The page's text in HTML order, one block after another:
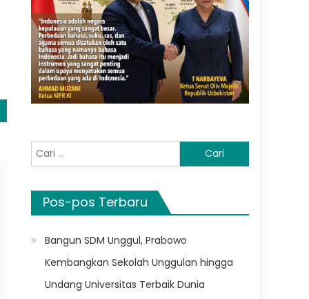
Cari
untuk:
Pos-pos Terbaru
Bangun SDM Unggul, Prabowo
Kembangkan Sekolah Unggulan hingga
Undang Universitas Terbaik Dunia